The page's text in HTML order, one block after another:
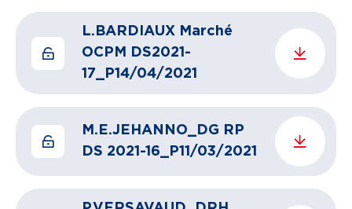
L.BARDIAUX Marché
OCPM DS2021-
17_P14/04/2021
M.E.JEHANNO_DG RP
DS 2021-16_P11/03/2021